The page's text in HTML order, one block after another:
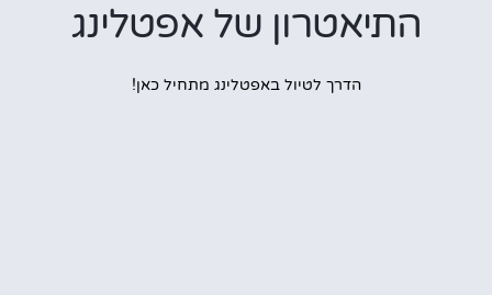
התיאטרון של אפטלינג
הדרך לטיול באפטלינג מתחיל כאן!